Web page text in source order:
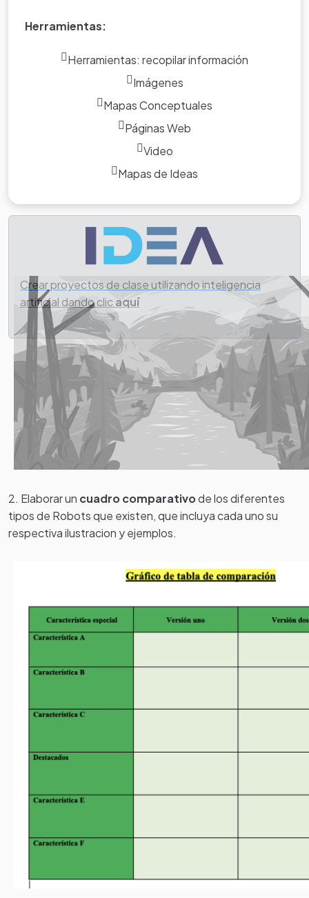
Herramientas:
Herramientas: recopilar información
Imágenes
Mapas Conceptuales
Páginas Web
Video
Mapas de Ideas
Crear proyectos de clase utilizando inteligencia
artificial dando clic aquí
1. Elaboración demapa conceptualsobre la historia de
2. Elaborar un cuadro comparativode los diferentes
tipos de Robots que existen, que incluya cada uno su
respectiva ilustracion y ejemplos.